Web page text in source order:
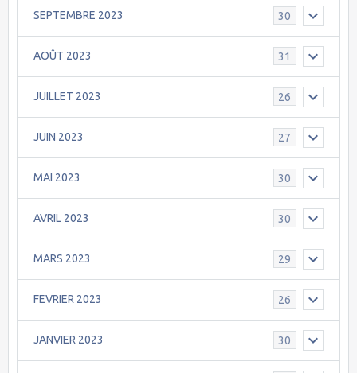
SEPTEMBRE 2023 30
AOÛT 2023 31
JUILLET 2023 26
JUIN 2023 27
MAI 2023 30
AVRIL 2023 30
MARS 2023 29
FEVRIER 2023 26
JANVIER 2023 30